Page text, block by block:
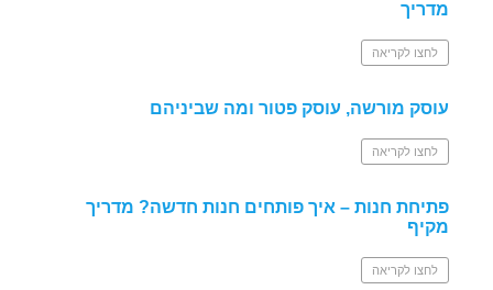
מדריך
לחצו לקריאה
עוסק מורשה, עוסק פטור ומה שביניהם
לחצו לקריאה
פתיחת חנות – איך פותחים חנות חדשה? מדריך
מקיף
לחצו לקריאה